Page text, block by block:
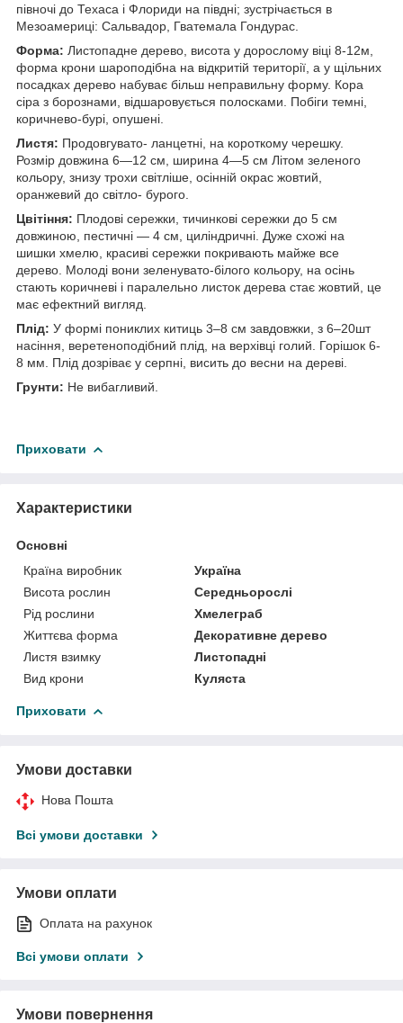
півночі до Техаса і Флориди на півдні; зустрічається в
Мезоамериці: Сальвадор, Гватемала Гондурас.
Форма: Листопадне дерево, висота у дорослому віці 8-12м,
форма крони шароподібна на відкритій території, а у щільних
посадках дерево набуває більш неправильну форму. Кора
сіра з борознами, відшаровується полосками. Побіги темні,
коричнево-бурі, опушені.
Листя: Продовгувато- ланцетні, на короткому черешку.
Розмір довжина 6—12 см, ширина 4—5 см Літом зеленого
кольору, знизу трохи світліше, осінній окрас жовтий,
оранжевий до світло- бурого.
Цвітіння: Плодові сережки, тичинкові сережки до 5 см
довжиною, пестичні — 4 см, циліндричні. Дуже схожі на
шишки хмелю, красиві сережки покривають майже все
дерево. Молоді вони зеленувато-білого кольору, на осінь
стають коричневі і паралельно листок дерева стає жовтий, це
має ефектний вигляд.
Плід: У формі пониклих китиць 3–8 см завдовжки, з 6–20шт
насіння, веретеноподібний плід, на верхівці голий. Горішок 6-
8 мм. Плід дозріває у серпні, висить до весни на дереві.
Грунти: Не вибагливий.
Приховати
Характеристики
Основні
Країна виробник
Україна
Висота рослин
Середньорослі
Рід рослини
Хмелеграб
Життєва форма
Декоративне дерево
Листя взимку
Листопадні
Вид крони
Куляста
Приховати
Умови доставки
Нова Пошта
Всі умови доставки
Умови оплати
Оплата на рахунок
Всі умови оплати
Умови повернення